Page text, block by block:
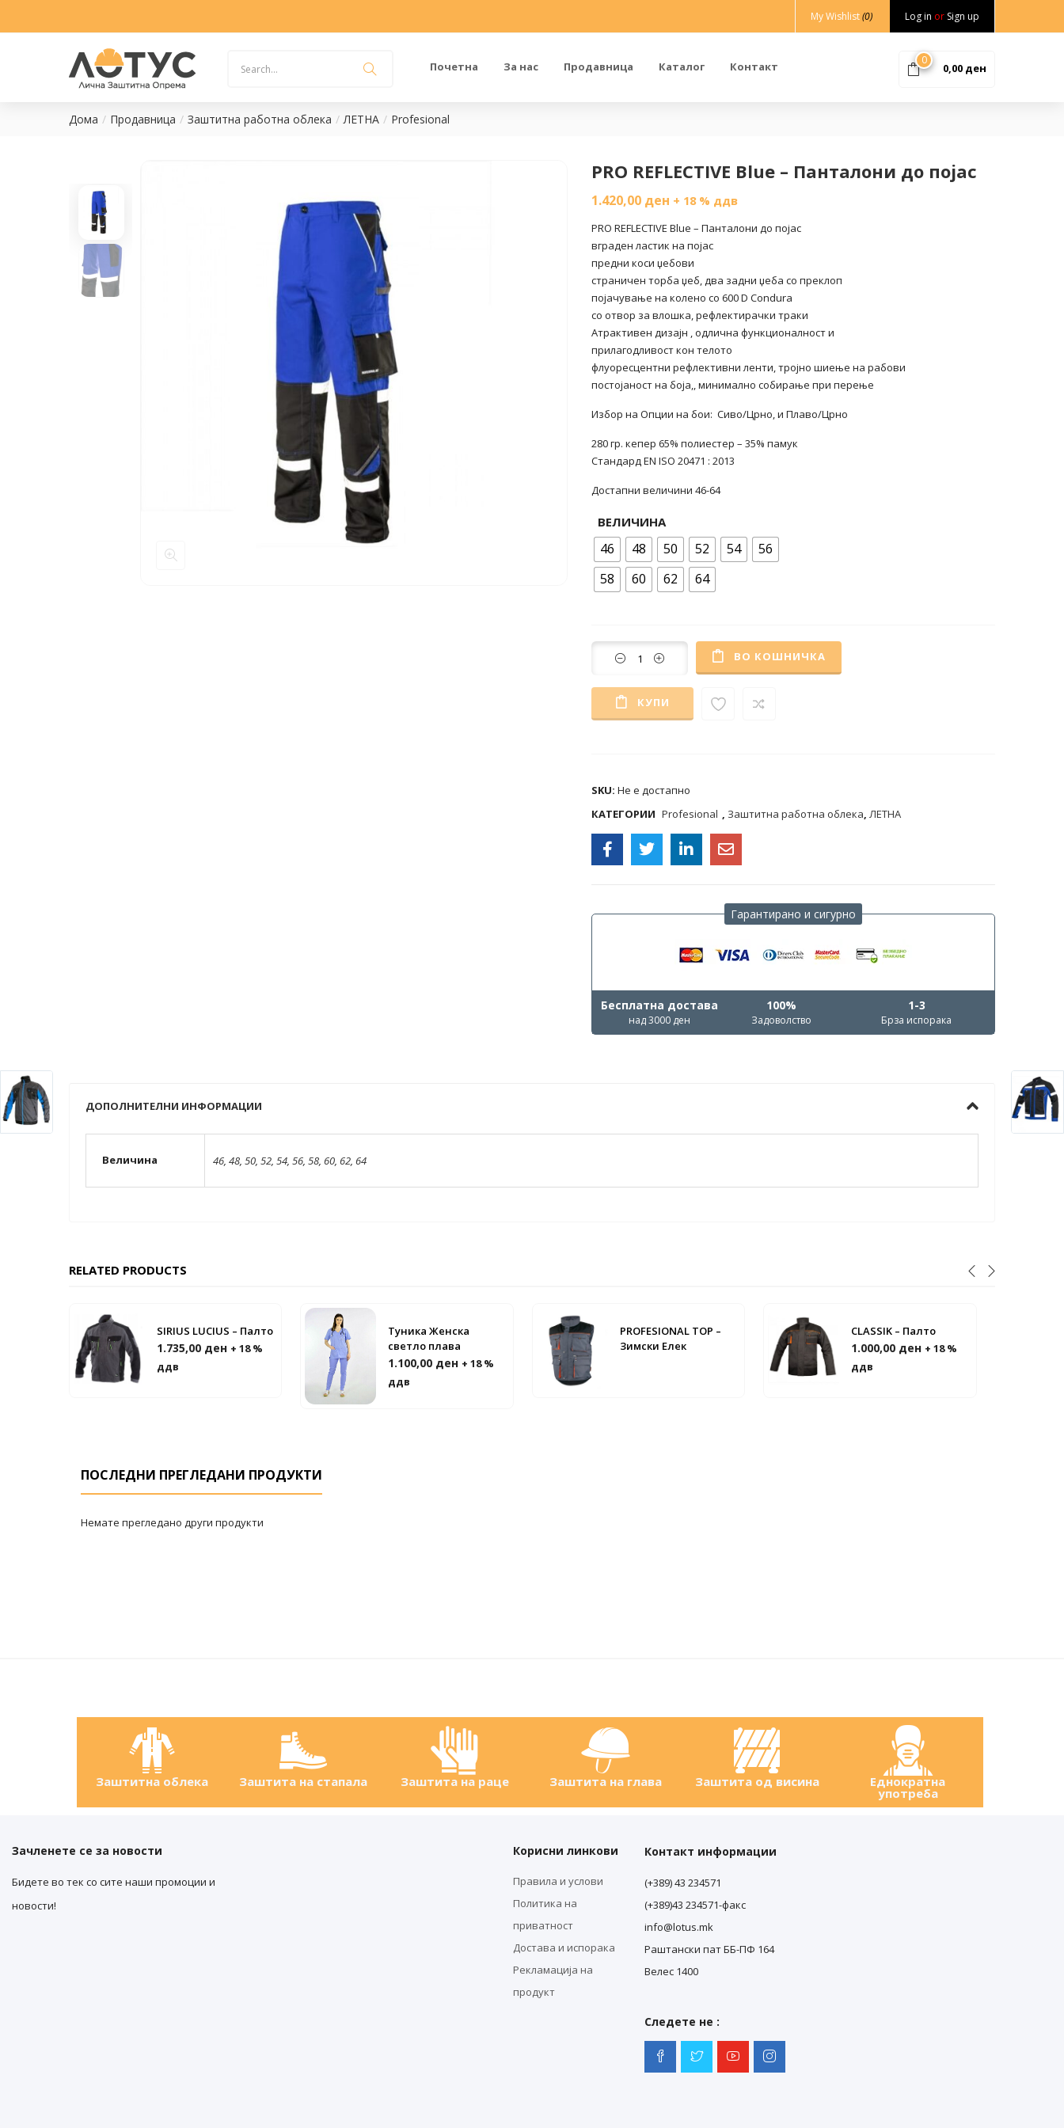
My Wishlist(0) Log in or Sign up
0
0,00 ден
Почетна За нас Продавница Каталог Контакт
Дома Продавница Заштитна работна облека ЛЕТНА Profesional
PRO REFLECTIVE Blue – Панталони до појас
1.420,00 ден + 18 % ддв
PRO REFLECTIVE Blue – Панталони до појас
вграден ластик на појас
предни коси џебови
страничен торба џеб, два задни џеба со преклоп
појачување на колено со 600 D Condura
со отвор за влошка, рефлектирачки траки
Атрактивен дизајн , одлична функционалност и
прилагодливост кон телото
флуоресцентни рефлективни ленти, тројно шиење на рабови
постојаност на боја,, минимално собирање при перење
Избор на Опции на бои: Сиво/Црно, и Плаво/Црно
280 гр. кепер 65% полиестер – 35% памук
Стандард EN ISO 20471 : 2013
Достапни величини 46-64
ВЕЛИЧИНА
46 48 50 52 54
56
58
60 62 64
ВО КОШНИЧКА
КУПИ
SKU: Не е достапно
КАТЕГОРИИ Profesional , Заштитна работна облека, ЛЕТНА
Гарантирано и сигурно
Бесплатна достава
над 3000 ден
100%
Задоволство
1-3
Брза испорака
ДОПОЛНИТЕЛНИ ИНФОРМАЦИИ
Величина 46, 48, 50, 52, 54, 56, 58, 60, 62, 64
RELATED PRODUCTS
SIRIUS LUCIUS – Палто
1.735,00 ден + 18 %
ддв
Туника Женска
светло плава
1.100,00 ден + 18 %
ддв
PROFESIONAL TOP –
Зимски Елек
CLASSIK – Палто
1.000,00 ден + 18 %
ддв
ПОСЛЕДНИ ПРЕГЛЕДАНИ ПРОДУКТИ
Немате прегледано други продукти
Заштитна облека Заштита на стапала Заштита на раце Заштита на глава Заштита од висина Еднократна
употреба
Зачленете се за новости
Бидете во тек со сите наши промоции и
новости!
Контакт информации
(+389) 43 234571
(+389)43 234571-факс
info@lotus.mk
Раштански пат ББ-ПФ 164
Велес 1400
Следете не :
Корисни линкови
Правила и услови
Политика на
приватност
Достава и испорака
Рекламација на
продукт